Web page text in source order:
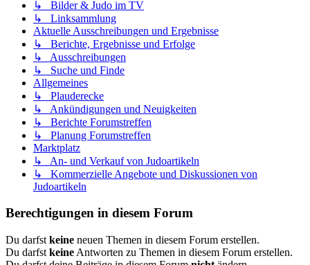
↳ Bilder & Judo im TV
↳ Linksammlung
Aktuelle Ausschreibungen und Ergebnisse
↳ Berichte, Ergebnisse und Erfolge
↳ Ausschreibungen
↳ Suche und Finde
Allgemeines
↳ Plauderecke
↳ Ankündigungen und Neuigkeiten
↳ Berichte Forumstreffen
↳ Planung Forumstreffen
Marktplatz
↳ An- und Verkauf von Judoartikeln
↳ Kommerzielle Angebote und Diskussionen von
Judoartikeln
Berechtigungen in diesem Forum
Du darfst keine neuen Themen in diesem Forum erstellen.
Du darfst keine Antworten zu Themen in diesem Forum erstellen.